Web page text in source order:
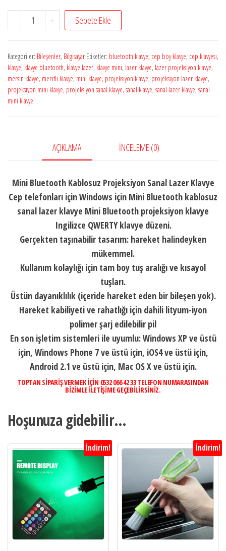
-
Mini
Kablosuz
Sanal
Lazer
Klavye
adet
+ Sepete Ekle
Kategoriler: Bileşenler, Bilgisayar Etiketler: bluetooth klavye, cep boy klavye, cep klavyesı,
klavye, klavye bluetooth, klavye lazer, klavye mini, lazer klavye, lazer projeksiyon klavye,
mersin klavye, mezitli klavye, mini klavye, projeksiyon klavye, projeksiyon lazer klavye,
projeksiyon mini klavye, projeksiyon sanal klavye, sanal klavye, sanal lazer klavye, sanal
mini klavye
AÇIKLAMA İNCELEME (0)
Mini Bluetooth Kablosuz Projeksiyon Sanal Lazer Klavye
Cep telefonları için Windows için Mini Bluetooth kablosuz
sanal lazer klavye Mini Bluetooth projeksiyon klavye
Ingilizce QWERTY klavye düzeni.
Gerçekten taşınabilir tasarım: hareket halindeyken
mükemmel.
Kullanım kolaylığı için tam boy tuş aralığı ve kısayol
tuşları.
Üstün dayanıklılık (içeride hareket eden bir bileşen yok).
Hareket kabiliyeti ve rahatlığı için dahili lityum-iyon
polimer şarj edilebilir pil
En son işletim sistemleri ile uyumlu: Windows XP ve üstü
için, Windows Phone 7 ve üstü için, iOS4 ve üstü için,
Android 2.1 ve üstü için, Mac OS X ve üstü için.
TOPTAN SİPARİŞ VERMEK İÇİN 0532 066 42 33 TELEFON NUMARASINDAN
BİZİMLE İLETİŞİME GEÇEBİLİRSİNİZ.
Hoşunuza gidebilir…
İndirim! İndirim!